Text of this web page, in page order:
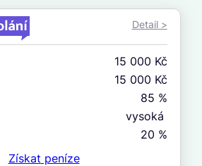
Detail >
15 000 Kč
15 000 Kč
85 %
vysoká
20 %
Získat peníze